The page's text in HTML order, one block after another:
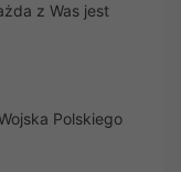
z Was jest
Polskiego